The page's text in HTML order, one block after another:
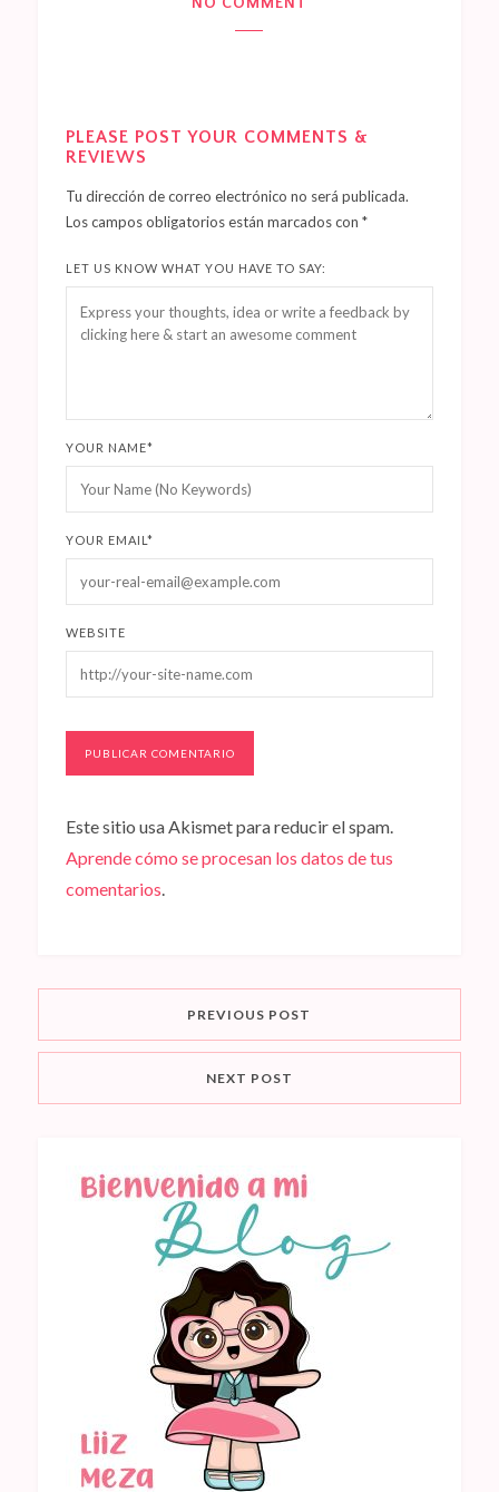
NO COMMENT
PLEASE POST YOUR COMMENTS &
REVIEWS
Tu dirección de correo electrónico no será publicada.
Los campos obligatorios están marcados con *
LET US KNOW WHAT YOU HAVE TO SAY:
YOUR NAME*
YOUR EMAIL *
WEBSITE
Este sitio usa Akismet para reducir el spam.
Aprende cómo se procesan los datos de tus
comentarios.
PREVIOUS POST
NEXT POST